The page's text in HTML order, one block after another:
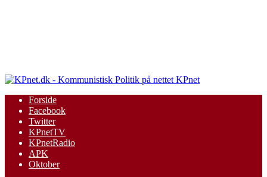
KPnet
Forside
Facebook
Twitter
KPnetTV
KPnetRadio
APK
Oktober